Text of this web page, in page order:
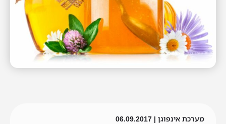
מערכת אינפוגן | 06.09.2017